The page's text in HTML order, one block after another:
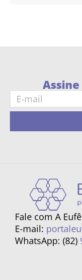
Fale com A
E-mail:
WhatsApp: (82)